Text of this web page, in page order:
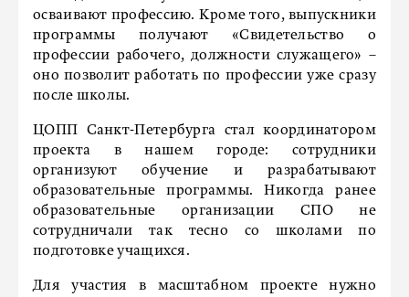
осваивают профессию. Кроме того, выпускники
программы получают «Свидетельство о
профессии рабочего, должности служащего» –
оно позволит работать по профессии уже сразу
после школы.
ЦОПП Санкт-Петербурга стал координатором
проекта в нашем городе: сотрудники
организуют обучение и разрабатывают
образовательные программы. Никогда ранее
образовательные организации СПО не
сотрудничали так тесно со школами по
подготовке учащихся.
Для участия в масштабном проекте нужно